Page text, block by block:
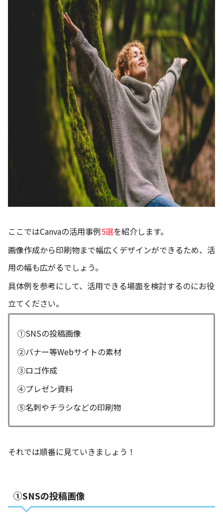
ここではCanvaの活用事例5選を紹介します。
画像作成から印刷物まで幅広くデザインができるため、活
用の幅も広がるでしょう。
具体例を参考にして、活用できる場面を検討するのにお役
立てください。
①SNSの投稿画像
②バナー等Webサイトの素材
③ロゴ作成
④プレゼン資料
⑤名刺やチラシなどの印刷物
それでは順番に見ていきましょう！
①SNSの投稿画像